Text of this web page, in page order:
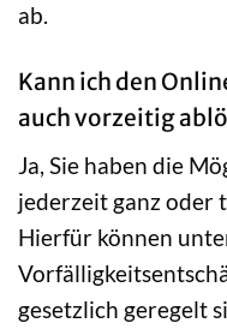
ab.
Kann ich den
auch vorzeitig
Ja, Sie haben die
jederzeit ganz oder
Hierfür können
gesetzlich geregelt